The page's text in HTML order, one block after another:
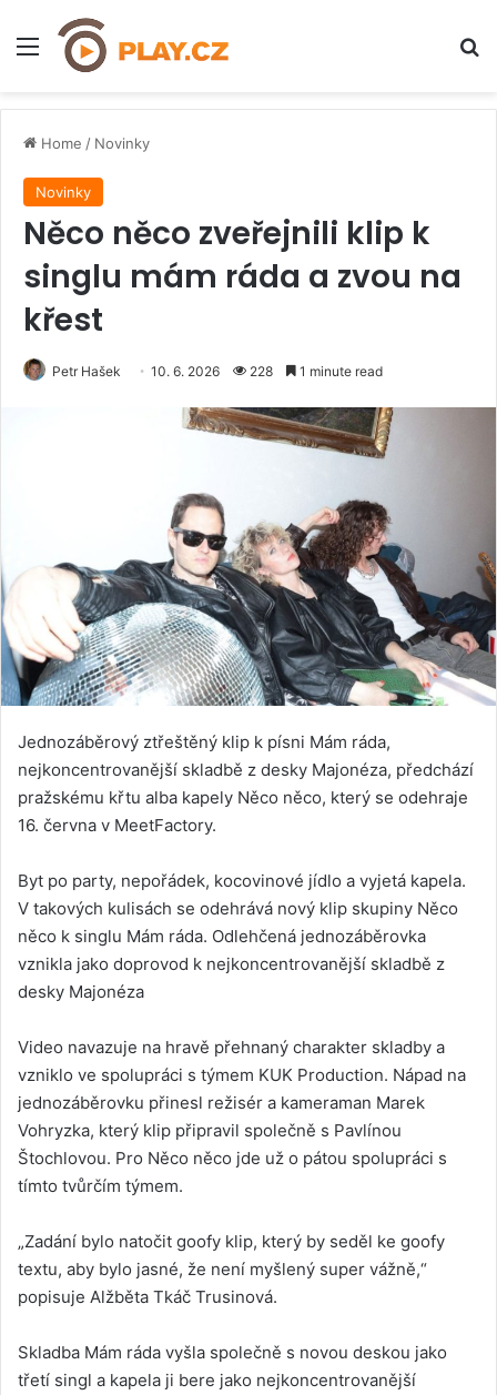
Menu
Home / Novinky
Novinky
Něco něco zveřejnili klip k
singlu mám ráda a zvou na
křest
Petr Hašek 10. 6. 2026 228 1 minute read
Jednozáběrový ztřeštěný klip k písni Mám ráda,
nejkoncentrovanější skladbě z desky Majonéza, předchází
pražskému křtu alba kapely Něco něco, který se odehraje
16. června v MeetFactory.
Byt po party, nepořádek, kocovinové jídlo a vyjetá kapela.
V takových kulisách se odehrává nový klip skupiny Něco
něco k singlu Mám ráda. Odlehčená jednozáběrovka
vznikla jako doprovod k nejkoncentrovanější skladbě z
desky Majonéza
Video navazuje na hravě přehnaný charakter skladby a
vzniklo ve spolupráci s týmem KUK Production. Nápad na
jednozáběrovku přinesl režisér a kameraman Marek
Vohryzka, který klip připravil společně s Pavlínou
Štochlovou. Pro Něco něco jde už o pátou spolupráci s
tímto tvůrčím týmem.
„Zadání bylo natočit goofy klip, který by seděl ke goofy
textu, aby bylo jasné, že není myšlený super vážně,“
popisuje Alžběta Tkáč Trusinová.
Skladba Mám ráda vyšla společně s novou deskou jako
třetí singl a kapela ji bere jako nejkoncentrovanější